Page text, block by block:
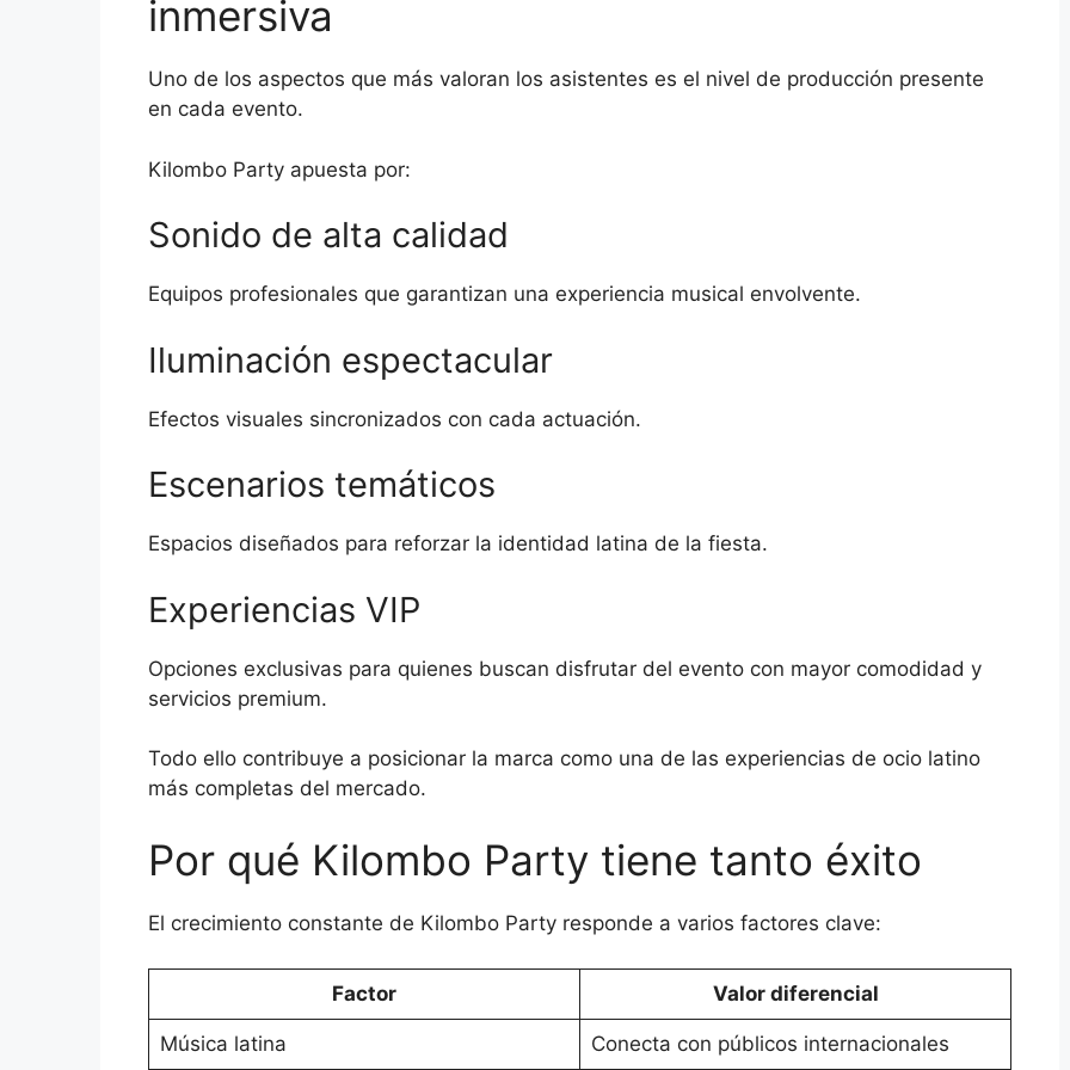
inmersiva
Uno de los aspectos que más valoran los asistentes es el nivel de producción presente
en cada evento.
Kilombo Party apuesta por:
Sonido de alta calidad
Equipos profesionales que garantizan una experiencia musical envolvente.
Iluminación espectacular
Efectos visuales sincronizados con cada actuación.
Escenarios temáticos
Espacios diseñados para reforzar la identidad latina de la fiesta.
Experiencias VIP
Opciones exclusivas para quienes buscan disfrutar del evento con mayor comodidad y
servicios premium.
Todo ello contribuye a posicionar la marca como una de las experiencias de ocio latino
más completas del mercado.
Por qué Kilombo Party tiene tanto éxito
El crecimiento constante de Kilombo Party responde a varios factores clave:
Factor Valor diferencial
Música latina Conecta con públicos internacionales